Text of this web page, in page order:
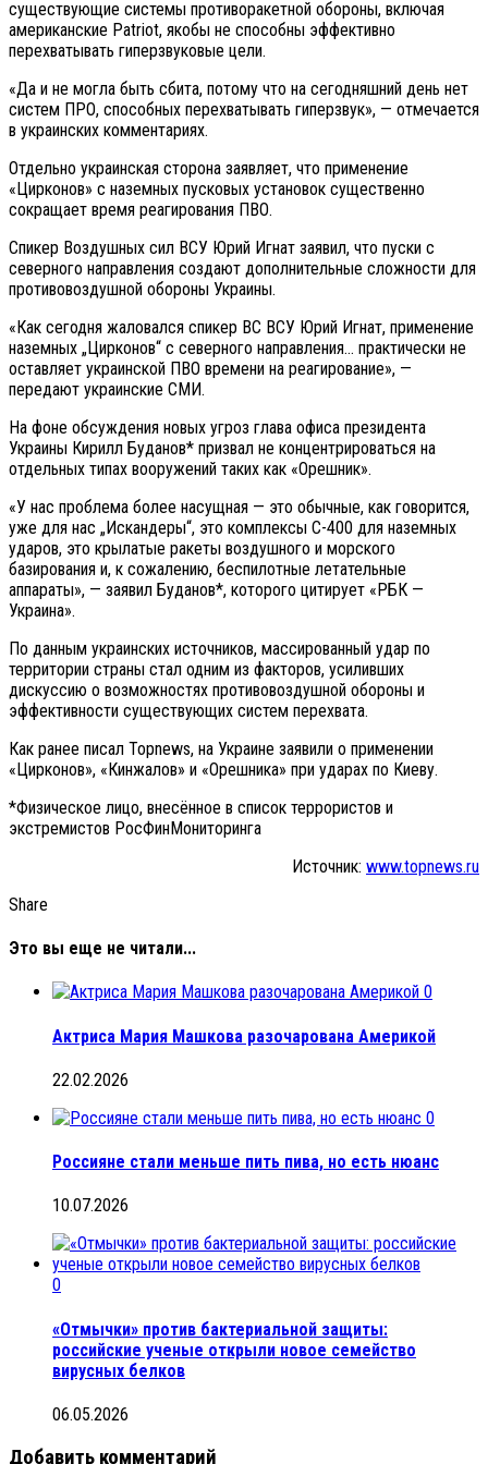
существующие системы противоракетной обороны, включая
американские Patriot, якобы не способны эффективно
перехватывать гиперзвуковые цели.
«Да и не могла быть сбита, потому что на сегодняшний день нет
систем ПРО, способных перехватывать гиперзвук», — отмечается
в украинских комментариях.
Отдельно украинская сторона заявляет, что применение
«Цирконов» с наземных пусковых установок существенно
сокращает время реагирования ПВО.
Спикер Воздушных сил ВСУ Юрий Игнат заявил, что пуски с
северного направления создают дополнительные сложности для
противовоздушной обороны Украины.
«Как сегодня жаловался спикер ВС ВСУ Юрий Игнат, применение
наземных „Цирконов“ с северного направления… практически не
оставляет украинской ПВО времени на реагирование», —
передают украинские СМИ.
На фоне обсуждения новых угроз глава офиса президента
Украины Кирилл Буданов* призвал не концентрироваться на
отдельных типах вооружений таких как «Орешник».
«У нас проблема более насущная — это обычные, как говорится,
уже для нас „Искандеры“, это комплексы С-400 для наземных
ударов, это крылатые ракеты воздушного и морского
базирования и, к сожалению, беспилотные летательные
аппараты», — заявил Буданов*, которого цитирует «РБК —
Украина».
По данным украинских источников, массированный удар по
территории страны стал одним из факторов, усиливших
дискуссию о возможностях противовоздушной обороны и
эффективности существующих систем перехвата.
Как ранее писал Topnews, на Украине заявили о применении
«Цирконов», «Кинжалов» и «Орешника» при ударах по Киеву.
*Физическое лицо, внесённое в список террористов и
экстремистов РосФинМониторинга
Источник: www.topnews.ru
Share
Это вы еще не читали...
0
Актриса Мария Машкова разочарована Америкой
22.02.2026
0
Россияне стали меньше пить пива, но есть нюанс
10.07.2026
0
«Отмычки» против бактериальной защиты:
российские ученые открыли новое семейство
вирусных белков
06.05.2026
Добавить комментарий